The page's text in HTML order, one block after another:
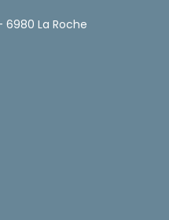
6980 La Roche​